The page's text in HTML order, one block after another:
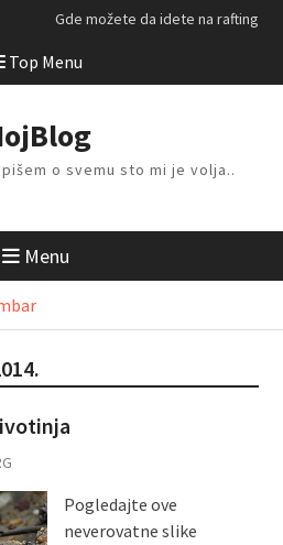
Gde možete da idete na rafting
Kako da isplanirate savršen letnji
odmor?
stvari kod kuće?
Top Menu
o svemu sto mi je volja..
Menu
Pogledajte ove
neverovatne slike